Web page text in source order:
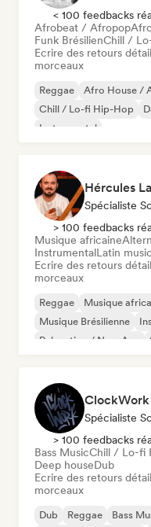
< 100 feedbacks
Afrobeat / Afropop
Funk BrésilienChill /
Ecrire des retours
morceaux
Reggae Afro House /
Chill / Lo-fi Hip-Hop
Instrumental
Hércules
Spécialiste
> 100 feedbacks
Musique africaine
InstrumentalLatin music
Ecrire des retours
morceaux
Reggae Musique
Musique Brésilienne
Relaxation / New Age
Spécialiste
> 100 feedbacks
Bass MusicChill / Lo-fi
Deep houseDub
Ecrire des retours
morceaux
Dub Reggae Bass